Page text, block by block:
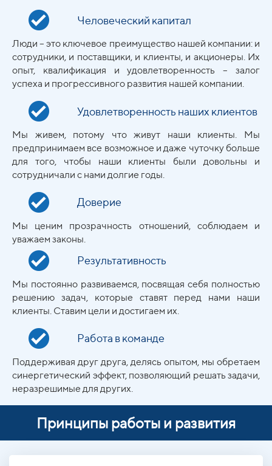
Человеческий капитал
Люди – это ключевое преимущество нашей компании: и
сотрудники, и поставщики, и клиенты, и акционеры. Их
опыт, квалификация и удовлетворенность – залог
успеха и прогрессивного развития нашей компании.
Удовлетворенность наших клиентов
Мы живем, потому что живут наши клиенты. Мы
предпринимаем все возможное и даже чуточку больше
для того, чтобы наши клиенты были довольны и
сотрудничали с нами долгие годы.
Доверие
Мы ценим прозрачность отношений, соблюдаем и
уважаем законы.
Результативность
Мы постоянно развиваемся, посвящая себя полностью
решению задач, которые ставят перед нами наши
клиенты. Ставим цели и достигаем их.
Работа в команде
Поддерживая друг друга, делясь опытом, мы обретаем
синергетический эффект, позволяющий решать задачи,
неразрешимые для других.
Принципы работы и развития